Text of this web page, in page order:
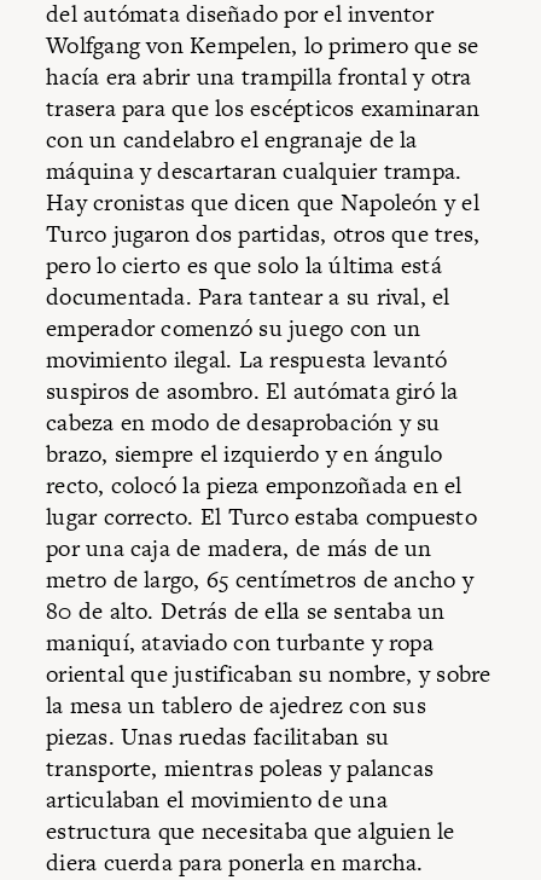
del autómata diseñado por el inventor
Wolfgang von Kempelen, lo primero que se
hacía era abrir una trampilla frontal y otra
trasera para que los escépticos examinaran
con un candelabro el engranaje de la
máquina y descartaran cualquier trampa.
Hay cronistas que dicen que Napoleón y el
Turco jugaron dos partidas, otros que tres,
pero lo cierto es que solo la última está
documentada. Para tantear a su rival, el
emperador comenzó su juego con un
movimiento ilegal. La respuesta levantó
suspiros de asombro. El autómata giró la
cabeza en modo de desaprobación y su
brazo, siempre el izquierdo y en ángulo
recto, colocó la pieza emponzoñada en el
lugar correcto. El Turco estaba compuesto
por una caja de madera, de más de un
metro de largo, 65 centímetros de ancho y
80 de alto. Detrás de ella se sentaba un
maniquí, ataviado con turbante y ropa
oriental que justificaban su nombre, y sobre
la mesa un tablero de ajedrez con sus
piezas. Unas ruedas facilitaban su
transporte, mientras poleas y palancas
articulaban el movimiento de una
estructura que necesitaba que alguien le
diera cuerda para ponerla en marcha.